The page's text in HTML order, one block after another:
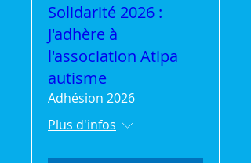
Solidarité 2026 :
J'adhère à
l'association Atipa
autisme
Adhésion 2026
Plus d'infos